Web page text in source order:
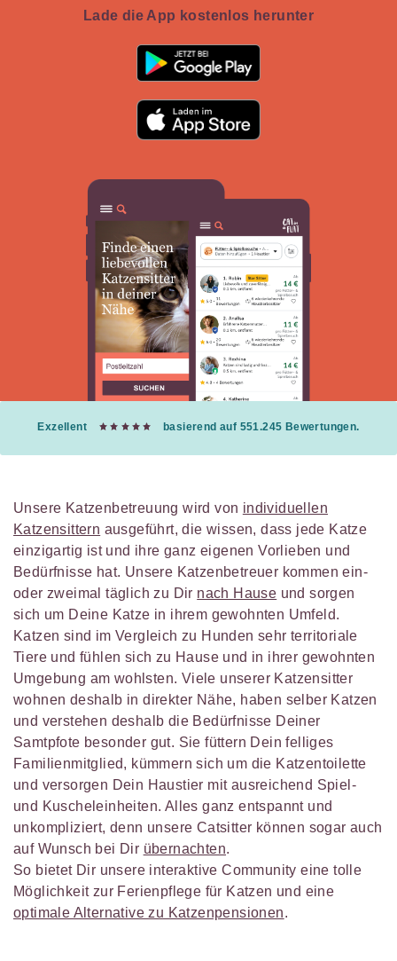
Lade die App kostenlos herunter
Exzellent basierend auf 551.245 Bewertungen.
Unsere Katzenbetreuung wird von individuellen
Katzensittern ausgeführt, die wissen, dass jede Katze
einzigartig ist und ihre ganz eigenen Vorlieben und
Bedürfnisse hat. Unsere Katzenbetreuer kommen ein-
oder zweimal täglich zu Dir nach Hause und sorgen
sich um Deine Katze in ihrem gewohnten Umfeld.
Katzen sind im Vergleich zu Hunden sehr territoriale
Tiere und fühlen sich zu Hause und in ihrer gewohnten
Umgebung am wohlsten. Viele unserer Katzensitter
wohnen deshalb in direkter Nähe, haben selber Katzen
und verstehen deshalb die Bedürfnisse Deiner
Samtpfote besonder gut. Sie füttern Dein felliges
Familienmitglied, kümmern sich um die Katzentoilette
und versorgen Dein Haustier mit ausreichend Spiel-
und Kuscheleinheiten. Alles ganz entspannt und
unkompliziert, denn unsere Catsitter können sogar auch
auf Wunsch bei Dir übernachten.
So bietet Dir unsere interaktive Community eine tolle
Möglichkeit zur Ferienpflege für Katzen und eine
optimale Alternative zu Katzenpensionen.